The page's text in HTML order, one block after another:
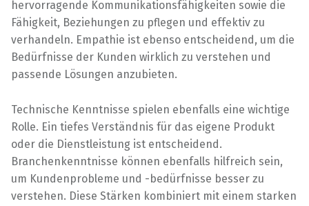
hervorragende Kommunikationsfähigkeiten sowie die
Fähigkeit, Beziehungen zu pflegen und effektiv zu
verhandeln. Empathie ist ebenso entscheidend, um die
Bedürfnisse der Kunden wirklich zu verstehen und
passende Lösungen anzubieten.
Technische Kenntnisse spielen ebenfalls eine wichtige
Rolle. Ein tiefes Verständnis für das eigene Produkt
oder die Dienstleistung ist entscheidend.
Branchenkenntnisse können ebenfalls hilfreich sein,
um Kundenprobleme und -bedürfnisse besser zu
verstehen. Diese Stärken kombiniert mit einem starken